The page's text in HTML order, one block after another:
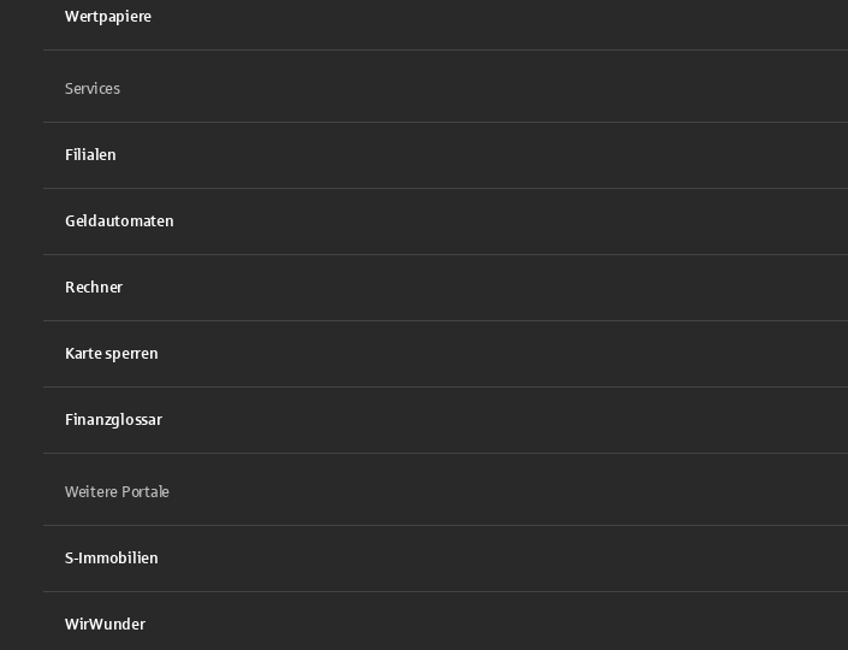
Wertpapiere
Services
Filialen
Geldautomaten
Rechner
Karte sperren
Finanzglossar
Weitere Portale
S-Immobilien
WirWunder